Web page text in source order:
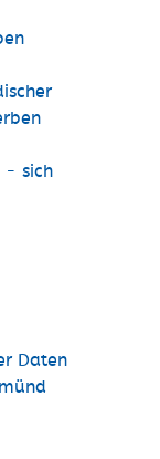
- sich
Daten